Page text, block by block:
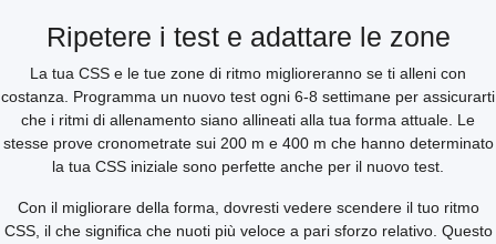
Ripetere i test e adattare le zone
La tua CSS e le tue zone di ritmo miglioreranno se ti alleni con
costanza. Programma un nuovo test ogni 6-8 settimane per assicurarti
che i ritmi di allenamento siano allineati alla tua forma attuale. Le
stesse prove cronometrate sui 200 m e 400 m che hanno determinato
la tua CSS iniziale sono perfette anche per il nuovo test.
Con il migliorare della forma, dovresti vedere scendere il tuo ritmo
CSS, il che significa che nuoti più veloce a pari sforzo relativo. Questo